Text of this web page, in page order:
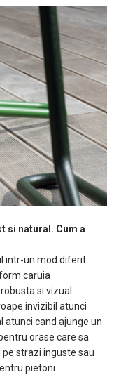
si natural. Cum a
intr-un mod diferit.
caruia
si vizual
invizibil atunci
atunci cand ajunge un
orase care sa
strazi inguste sau
pietoni.